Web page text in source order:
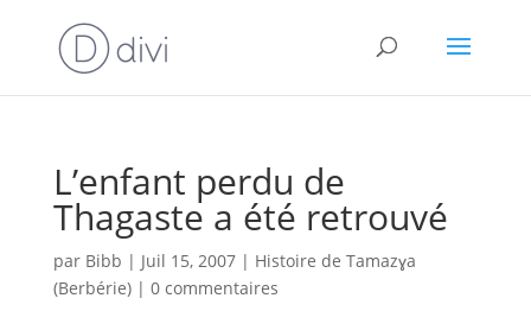
L’enfant perdu de
Thagaste a été retrouvé
par Bibb | Juil 15, 2007| Histoire de Tamazɣa
(Berbérie)| 0 commentaires